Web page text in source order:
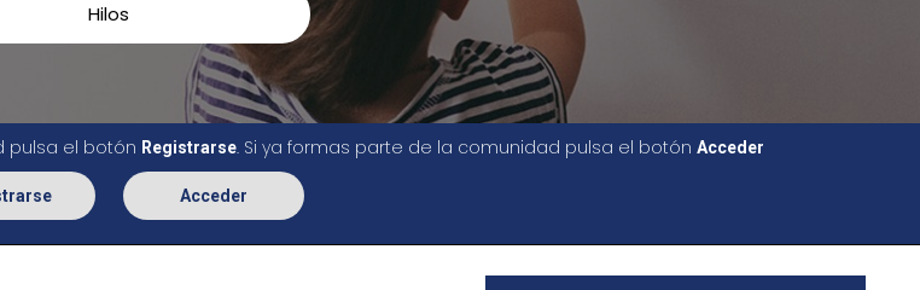
Hilos
pulsa el botón Registrarse. Si ya formas parte de la comunidad pulsa el botón Acceder
Acceder